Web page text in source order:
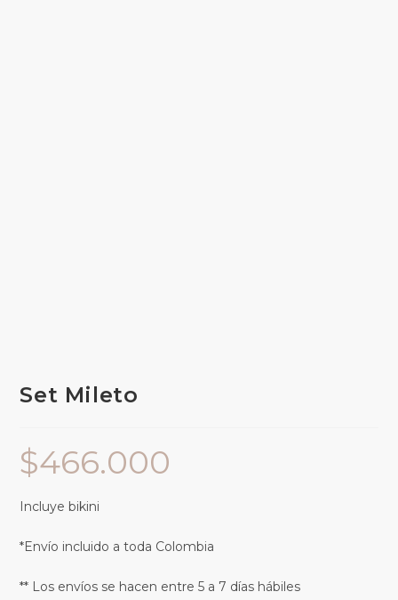
Set Mileto
$466.000
Incluye bikini
*Envío incluido a toda Colombia
** Los envíos se hacen entre 5 a 7 días hábiles